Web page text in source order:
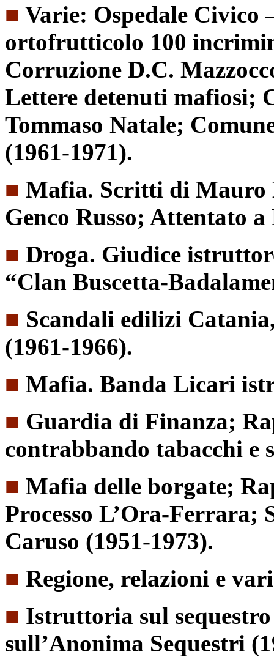
■ Varie: Ospedale Civico
ortofrutticolo 100
Corruzione D.C.
Lettere detenuti mafiosi;
Tommaso Natale;
(1961-1971).
■ Mafia. Scritti di Mauro
Genco Russo; Attentato
■ Droga. Giudice
“Clan Buscetta-
■ Scandali edilizi
(1961-1966).
■ Mafia. Banda Licari
■ Guardia di Finanza;
contrabbando tabacchi e
■ Mafia delle borgate;
Processo L’Ora-Ferrara;
Caruso (1951-1973).
■ Regione, relazioni e
■ Istruttoria sul
sull’Anonima Sequestri